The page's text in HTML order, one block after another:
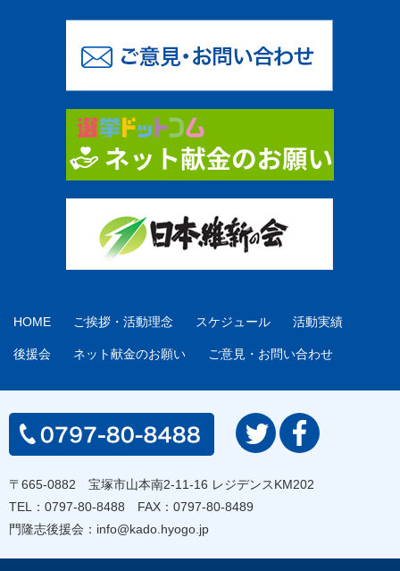
HOME ご挨拶・活動理念 スケジュール 活動実績
後援会 ネット献金のお願い ご意見・お問い合わせ
〒665-0882 宝塚市山本南2-11-16 レジデンスKM202
TEL： 0797-80-8488 FAX：0797-80-8489
門隆志後援会： info@kado.hyogo.jp